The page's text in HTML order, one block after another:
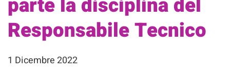
parte la disciplina del
Responsabile Tecnico
1 Dicembre 2022